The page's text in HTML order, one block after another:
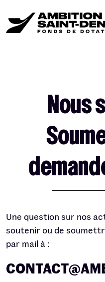
Nous
Une question sur nos
soutenir ou de
par mail à :